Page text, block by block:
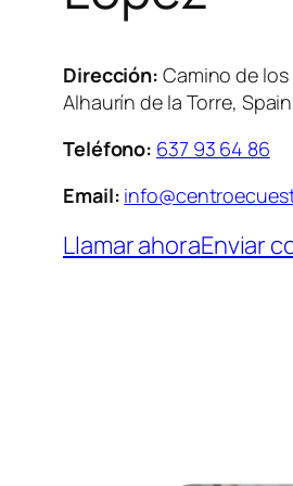
Dirección: Camino de los
Alhaurín de la Torre,
Teléfono: 637 93 64 86
Email:
Llamar ahoraEnviar